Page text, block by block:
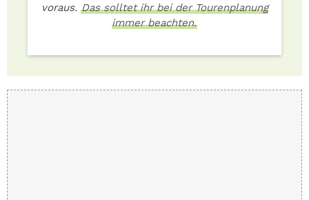
voraus. Das solltet ihr bei der Tourenplanung
immer beachten.